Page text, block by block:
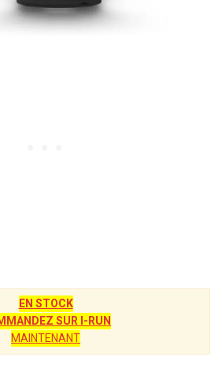
EN STOCK
SUR I-RUN
MAINTENANT